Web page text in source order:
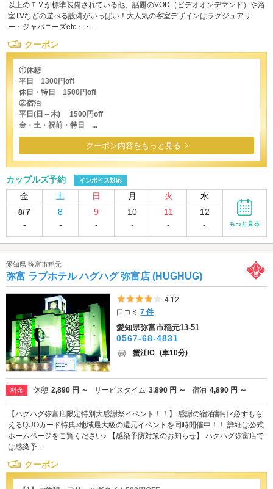
以上のＴＶが標準装備されている他、話題のVOD（ビデオオンデマンド）や浴
室TVなどの遊べる設備がいっぱい！大人気の客室デザインはラグジュアリ
ー・ジャパニーズetc・・...
クーポン
①休憩
平日 1300円off
休日・特日 1500円off
②宿泊
平日(日～木) 1500円off
金・土・祝前・特日 ...
クーポン内容をもっと見る
カップルズ予約 インボイス対応
金 土 日 月 火 水
8/7
-
8
-
9
-
10
-
11
-
12
-
もっと見る
愛知県 弥富市稲元
弥富 ラブホテル ハグハグ 弥富店 (HUGHUG)
5つ星のうち4
4.12
口コミ7 件
愛知県弥富市稲元13-51
0567-68-4831
蟹江IC (車10分)
料金 休憩 2,890 円 ～ サービスタイム 3,890 円 ～ 宿泊 4,890 円 ～
【ハグハグ弥富店限定特別大感謝祭イベント！！】 感謝の宿泊割引×必ずもら
えるQUOカード特典♪地域最大級の還元イベントを同時開催中！！ 詳細は公式
ホームページをご覧ください♪ 【感染予防対策のお知らせ】 ハグハグ弥富店で
は感染予...
クーポン